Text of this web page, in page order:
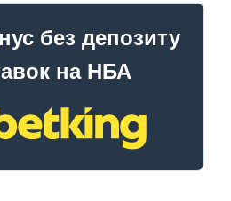
без депозиту
на НБА